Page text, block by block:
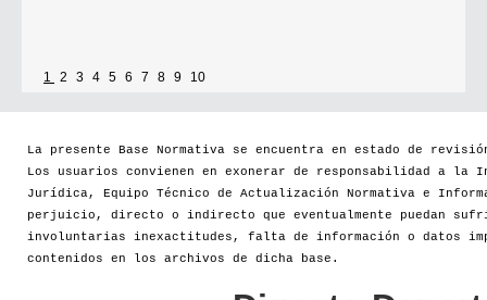
1 2 3 4 5 6 7 8 9 10
La presente Base Normativa se encuentra en estado de
Los usuarios convienen en exonerar de responsabilidad a la
Jurídica, Equipo Técnico de Actualización Normativa e
perjuicio, directo o indirecto que eventualmente puedan
involuntarias inexactitudes, falta de información o datos
contenidos en los archivos de dicha base.